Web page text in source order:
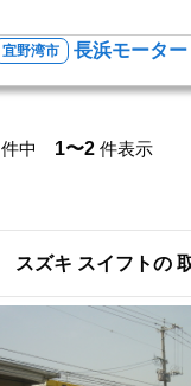
宜野湾市 長浜モーター
件中 1〜2 件表示
スズキ スイフトの